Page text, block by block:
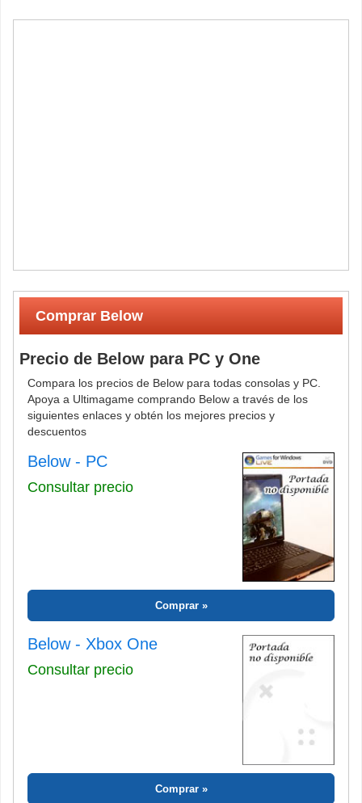
Comprar Below
Precio de Below para PC y One
Compara los precios de Below para todas consolas y PC.
Apoya a Ultimagame comprando Below a través de los
siguientes enlaces y obtén los mejores precios y
descuentos
Below - PC
Consultar precio
Comprar
Below - Xbox One
Consultar precio
Comprar